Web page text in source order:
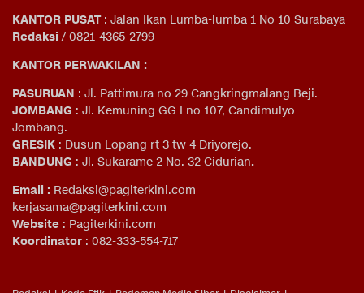
KANTOR PUSAT: Jalan Ikan Lumba-lumba 1 No 10 Surabaya
Redaksi / 0821-4365-2799
KANTOR PERWAKILAN :
PASURUAN : Jl. Pattimura no 29 Cangkringmalang Beji.
JOMBANG : Jl. Kemuning GG I no 107, Candimulyo
Jombang.
GRESIK : Dusun Lopang rt 3 tw 4 Driyorejo.
BANDUNG : Jl. Sukarame 2 No. 32 Cidurian.
Email : Redaksi@pagiterkini.com
kerjasama@pagiterkini.com
Website : Pagiterkini.com
Koordinator : 082-333-554-717